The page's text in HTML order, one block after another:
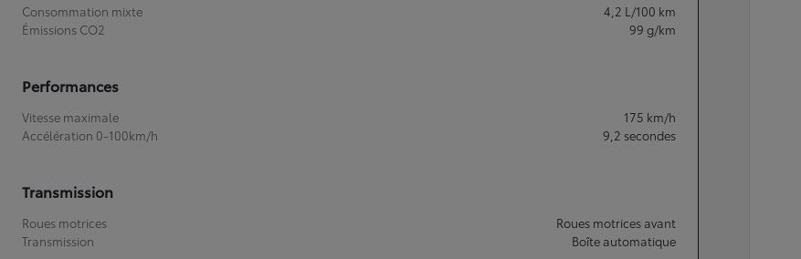
À partir de 19 700 €
Consommation mixte 4,2 L/100 km
Émissions CO2
99 g/km
Performances
Vitesse maximale 175 km/h
Accélération 0-100km/h
9,2 secondes
Transmission
Roues motrices
Roues motrices avant
Transmission
Boîte automatique